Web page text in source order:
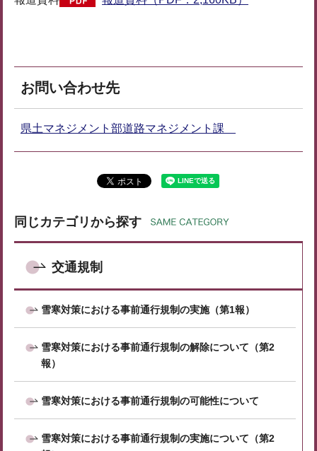
お問い合わせ先
県土マネジメント部道路マネジメント課
同じカテゴリから探す
交通規制
雪寒対策における事前通行規制の実施（第1報）
雪寒対策における事前通行規制の解除について（第2
報）
雪寒対策における事前通行規制の可能性について
雪寒対策における事前通行規制の実施について（第2